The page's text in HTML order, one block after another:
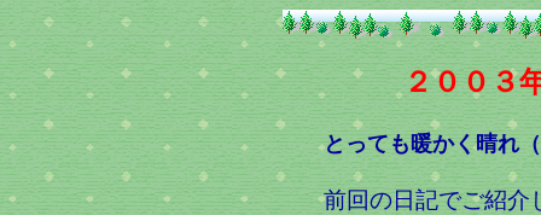
２００３
とっても暖かく晴れ
前回の日記でご紹介